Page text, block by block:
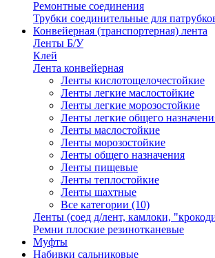
Ремонтные соединения
Трубки соединительные для
Конвейерная (транспортерная) лента
Ленты Б/У
Клей
Лента конвейерная
Ленты кислотощелочестойкие
Ленты легкие маслостойкие
Ленты легкие морозостойкие
Ленты легкие общего
Ленты маслостойкие
Ленты морозостойкие
Ленты общего назначения
Ленты пищевые
Ленты теплостойкие
Ленты шахтные
Все категории (10)
Ленты (соед д/лент, камлоки,
Ремни плоские резинотканевые
Муфты
Набивки сальниковые